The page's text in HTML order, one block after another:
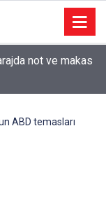
not ve makas
ABD temasları